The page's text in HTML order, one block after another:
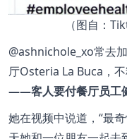
（图自：
@ashnichole_xo常去
厅Osteria La Buca，不
——客人要付餐厅员工
她在视频中说道，“最